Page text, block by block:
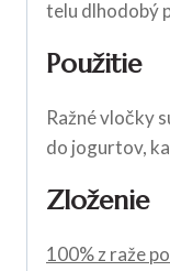
telu dlhodobý
Použitie
Ražné vločky
do jogurtov,
Zloženie
100% z raže